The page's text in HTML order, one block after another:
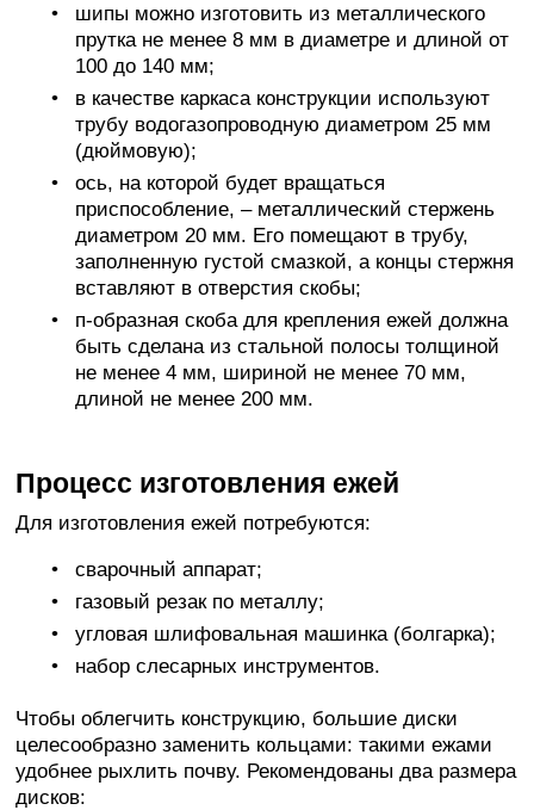
шипы можно изготовить из металлического
прутка не менее 8 мм в диаметре и длиной от
100 до 140 мм;
в качестве каркаса конструкции используют
трубу водогазопроводную диаметром 25 мм
(дюймовую);
ось, на которой будет вращаться
приспособление, – металлический стержень
диаметром 20 мм. Его помещают в трубу,
заполненную густой смазкой, а концы стержня
вставляют в отверстия скобы;
п-образная скоба для крепления ежей должна
быть сделана из стальной полосы толщиной
не менее 4 мм, шириной не менее 70 мм,
длиной не менее 200 мм.
Процесс изготовления ежей
Для изготовления ежей потребуются:
сварочный аппарат;
газовый резак по металлу;
угловая шлифовальная машинка (болгарка);
набор слесарных инструментов.
Чтобы облегчить конструкцию, большие диски
целесообразно заменить кольцами: такими ежами
удобнее рыхлить почву. Рекомендованы два размера
дисков: